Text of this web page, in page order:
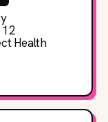
Health